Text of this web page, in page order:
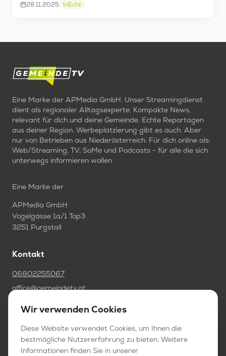
28.11.2025 InEcht
Eine Marke der APMedia GmbH. Unser Streamingdienst
dient als regionaler Alltagsexperte. Kompakte News,
relevant für dich und deine Gemeinde. Echte Reportagen
aus deiner Region. Werbeplatzierung gibt es auch. Aber
nur von Betrieben aus Niederösterreich. Für dich online als:
Web/Streaming, TV, SoMe und Podcasts - für alle die sich
unterwegs informieren wollen
Eine Marke der
APMedia GmbH
Vogelgasse 1a/1 Top3
3251 Purgstall
Kontakt
06802255067
office@gemeindetv.at
FAQ
IMPRESSUM
DATENSCHUTZ
Wir verwenden Cookies
Diese Website verwendet Cookies, um Ihnen die
bestmögliche Nutzererfahrung zu bieten. Weitere
Informationen finden Sie in unserer